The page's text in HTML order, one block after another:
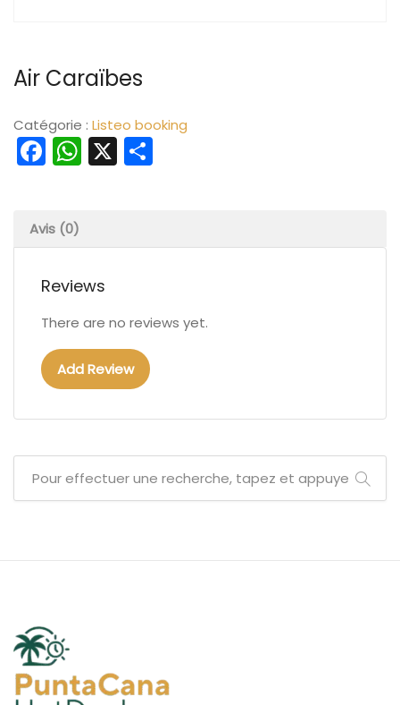
Air Caraïbes
Catégorie : Listeo booking
Facebook
WhatsApp
X
Avis (0)
Reviews
There are no reviews yet.
Add Review